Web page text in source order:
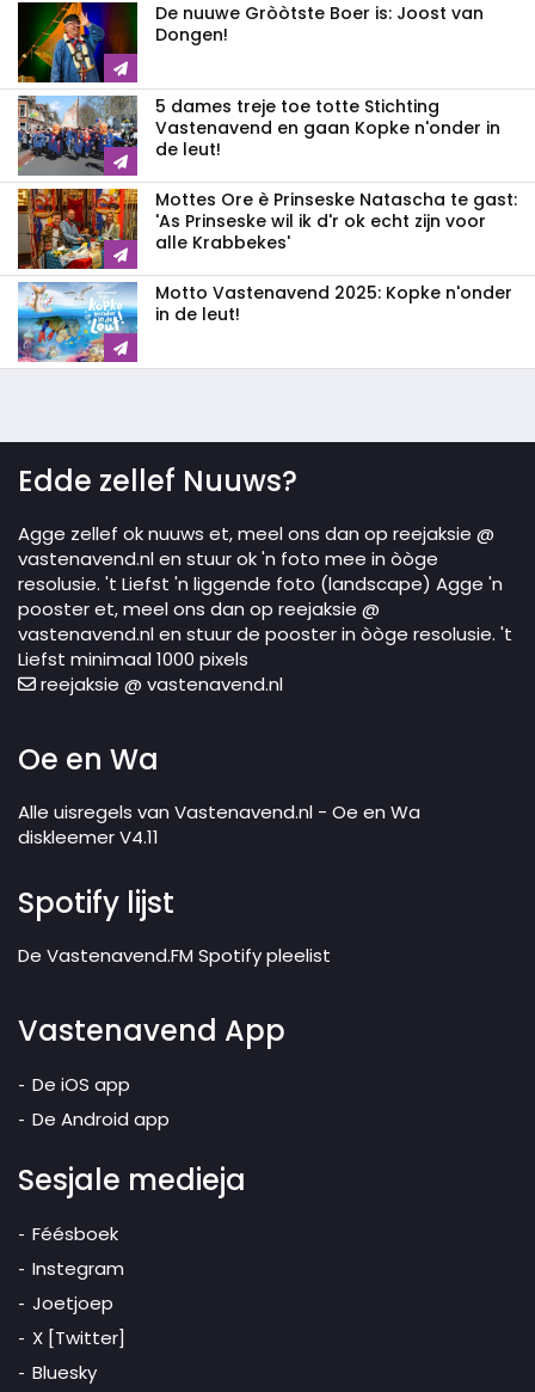
De nuuwe Gròòtste Boer is: Joost van
Dongen!
5 dames treje toe totte Stichting
Vastenavend en gaan Kopke n'onder in
de leut!
Mottes Ore è Prinseske Natascha te gast:
'As Prinseske wil ik d'r ok echt zijn voor
alle Krabbekes'
Motto Vastenavend 2025: Kopke n'onder
in de leut!
Edde zellef Nuuws?
Agge zellef ok nuuws et, meel ons dan op reejaksie @
vastenavend.nl en stuur ok 'n foto mee in òòge
resolusie. 't Liefst 'n liggende foto (landscape) Agge 'n
pooster et, meel ons dan op reejaksie @
vastenavend.nl en stuur de pooster in òòge resolusie. 't
Liefst minimaal 1000 pixels
reejaksie @ vastenavend.nl
Oe en Wa
Alle uisregels van Vastenavend.nl - Oe en Wa
diskleemer V4.11
Spotify lijst
De Vastenavend.FM Spotify pleelist
Vastenavend App
De iOS app
De Android app
Sesjale medieja
Féésboek
Instegram
Joetjoep
X [Twitter]
Bluesky